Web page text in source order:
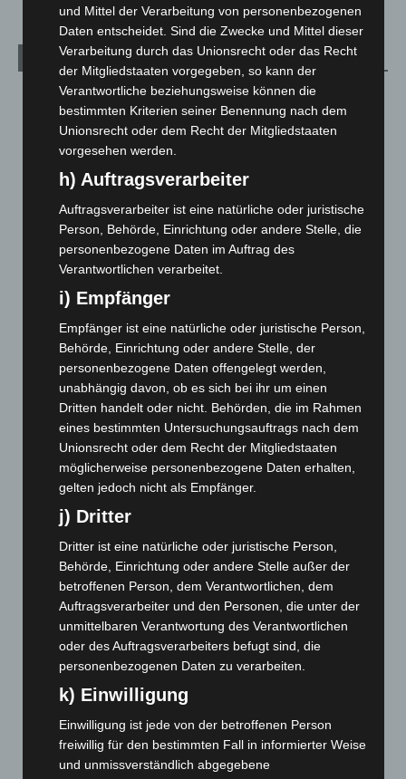
Archiv
August 2026(15)
Juli 2026(73)
Juni 2026(139)
Mai 2026(99)
April 2026(99)
März 2026(115)
Februar 2026
(109)
Januar 2026
(122)
November 2025(114)
Oktober 2025(112)
September 2025 (93)
August 2025(90)
Juli 2025(90)
Juni 2025(103)
Mai 2025
(112)
April 2025
März 2025
(111)
Februar 2025(96)
Januar 2025(88)
Dezember 2024(89)
November 2024(94)
Oktober 2024(93)
September 2024 (112)
August 2024 (107)
und Mittel der Verarbeitung von personenbezogenen
Daten entscheidet. Sind die Zwecke und Mittel dieser
Verarbeitung durch das Unionsrecht oder das Recht
der Mitgliedstaaten vorgegeben, so kann der
Verantwortliche beziehungsweise können die
bestimmten Kriterien seiner Benennung nach dem
Unionsrecht oder dem Recht der Mitgliedstaaten
vorgesehen werden.
h) Auftragsverarbeiter
Auftragsverarbeiter ist eine natürliche oder juristische
Person, Behörde, Einrichtung oder andere Stelle, die
personenbezogene Daten im Auftrag des
Verantwortlichen verarbeitet.
i) Empfänger
Empfänger ist eine natürliche oder juristische Person,
Behörde, Einrichtung oder andere Stelle, der
personenbezogene Daten offengelegt werden,
unabhängig davon, ob es sich bei ihr um einen
Dritten handelt oder nicht. Behörden, die im Rahmen
eines bestimmten Untersuchungsauftrags nach dem
Unionsrecht oder dem Recht der Mitgliedstaaten
möglicherweise personenbezogene Daten erhalten,
gelten jedoch nicht als Empfänger.
j) Dritter
Dritter ist eine natürliche oder juristische Person,
Behörde, Einrichtung oder andere Stelle außer der
betroffenen Person, dem Verantwortlichen, dem
Auftragsverarbeiter und den Personen, die unter der
unmittelbaren Verantwortung des Verantwortlichen
oder des Auftragsverarbeiters befugt sind, die
personenbezogenen Daten zu verarbeiten.
k) Einwilligung
Einwilligung ist jede von der betroffenen Person
freiwillig für den bestimmten Fall in informierter Weise
und unmissverständlich abgegebene